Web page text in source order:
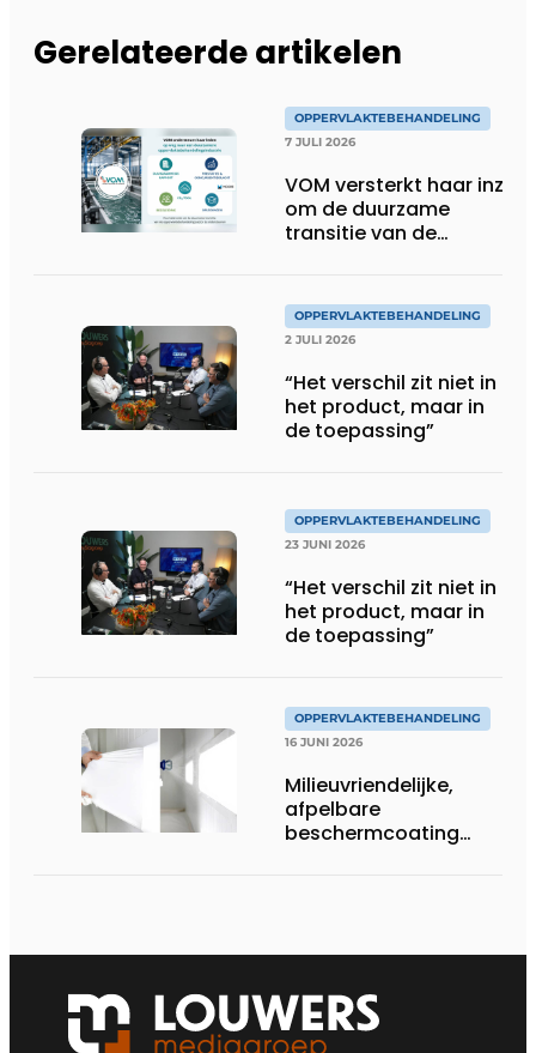
Gerelateerde artikelen
OPPERVLAKTEBEHANDELING
7 JULI 2026
VOM versterkt haar inzet
om de duurzame
transitie van de
OPPERVLAKTEBEHANDELING
2 JULI 2026
“Het verschil zit niet in
het product, maar in
de toepassing”
OPPERVLAKTEBEHANDELING
23 JUNI 2026
“Het verschil zit niet in
het product, maar in
de toepassing”
OPPERVLAKTEBEHANDELING
16 JUNI 2026
Milieuvriendelijke,
afpelbare
beschermcoating